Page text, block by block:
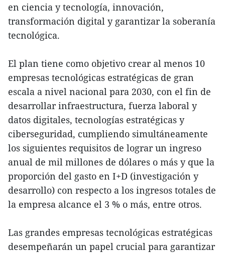
en ciencia y tecnología, innovación,
transformación digital y garantizar la soberanía
tecnológica.
El plan tiene como objetivo crear al menos 10
empresas tecnológicas estratégicas de gran
escala a nivel nacional para 2030, con el fin de
desarrollar infraestructura, fuerza laboral y
datos digitales, tecnologías estratégicas y
ciberseguridad, cumpliendo simultáneamente
los siguientes requisitos de lograr un ingreso
anual de mil millones de dólares o más y que la
proporción del gasto en I+D (investigación y
desarrollo) con respecto a los ingresos totales de
la empresa alcance el 3 % o más, entre otros.
Las grandes empresas tecnológicas estratégicas
desempeñarán un papel crucial para garantizar